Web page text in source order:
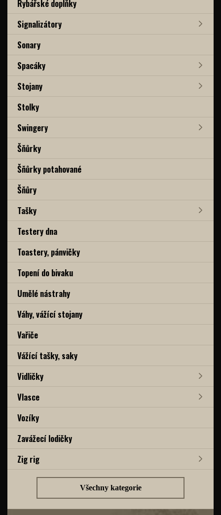
Rybářské doplňky
Signalizátory
Sonary
Spacáky
Stojany
Stolky
Swingery
Šňůrky
Šňůrky potahované
Šňůry
Tašky
Testery dna
Toastery, pánvičky
Topení do bivaku
Umělé nástrahy
Váhy, vážící stojany
Vařiče
Vážící tašky, saky
Vidličky
Vlasce
Vozíky
Zavážecí lodičky
Zig rig
Všechny kategorie